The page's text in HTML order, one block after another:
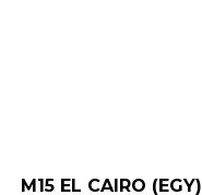
M15 EL CAIRO (EGY)